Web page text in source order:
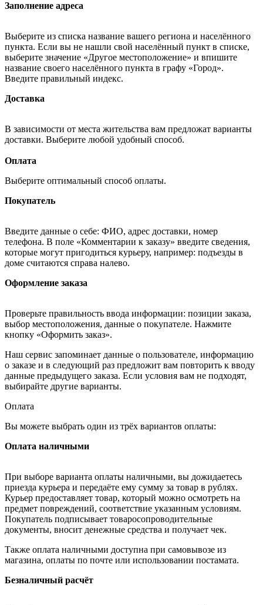
Заполнение адреса
Выберите из списка название вашего региона и населённого
пункта. Если вы не нашли свой населённый пункт в списке,
выберите значение «Другое местоположение» и впишите
название своего населённого пункта в графу «Город».
Введите правильный индекс.
Доставка
В зависимости от места жительства вам предложат варианты
доставки. Выберите любой удобный способ.
Оплата
Выберите оптимальный способ оплаты.
Покупатель
Введите данные о себе: ФИО, адрес доставки, номер
телефона. В поле «Комментарии к заказу» введите сведения,
которые могут пригодиться курьеру, например: подъезды в
доме считаются справа налево.
Оформление заказа
Проверьте правильность ввода информации: позиции заказа,
выбор местоположения, данные о покупателе. Нажмите
кнопку «Оформить заказ».
Наш сервис запоминает данные о пользователе, информацию
о заказе и в следующий раз предложит вам повторить к вводу
данные предыдущего заказа. Если условия вам не подходят,
выбирайте другие варианты.
Оплата
Вы можете выбрать один из трёх вариантов оплаты:
Оплата наличными
При выборе варианта оплаты наличными, вы дожидаетесь
приезда курьера и передаёте ему сумму за товар в рублях.
Курьер предоставляет товар, который можно осмотреть на
предмет повреждений, соответствие указанным условиям.
Покупатель подписывает товаросопроводительные
документы, вносит денежные средства и получает чек.
Также оплата наличными доступна при самовывозе из
магазина, оплаты по почте или использовании постамата.
Безналичный расчёт